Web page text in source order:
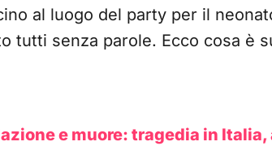
al luogo del party per il
tutti senza parole. Ecco cosa è
e muore: tragedia in